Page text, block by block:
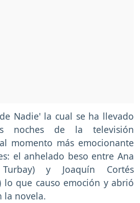
Nadie' la cual se ha llevado
noches de la televisión
momento más emocionante
el anhelado beso entre Ana
y Joaquín Cortés
lo que causo emoción y abrió
la novela.